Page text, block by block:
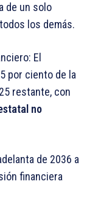
de un solo
los demás.
El
por ciento de la
restante, con
no
de 2036 a
financiera